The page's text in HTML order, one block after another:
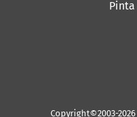
Copyright©2003-